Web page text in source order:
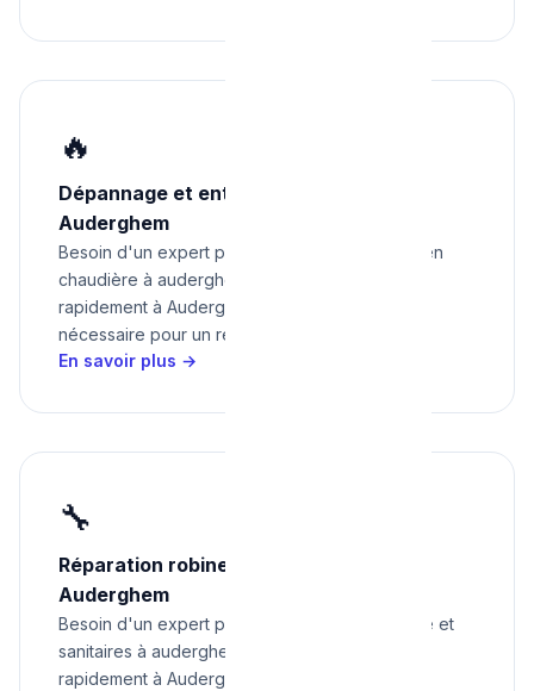
🔥
Dépannage et entretien chaudière à
Auderghem
Besoin d'un expert pour dépannage et entretien
chaudière à auderghem ? Nous intervenons
rapidement à Auderghem avec tout le matériel
nécessaire pour un résultat impeccable.
En savoir plus →
🔧
Réparation robinetterie et sanitaires à
Auderghem
Besoin d'un expert pour réparation robinetterie et
sanitaires à auderghem ? Nous intervenons
rapidement à Auderghem avec tout le matériel